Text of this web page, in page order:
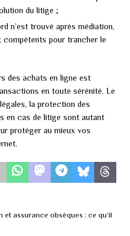
du litige ;
n’est trouvé après médiation,
compétents pour trancher le
des achats en ligne est
en toute sérénité. Le
la protection des
en cas de litige sont autant
protéger au mieux vos
assurance obsèques : ce qu’il